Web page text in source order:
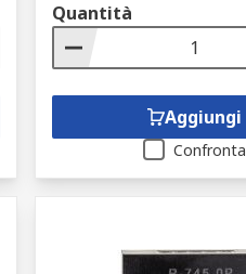
Quantità
Aggiungi
Confronta